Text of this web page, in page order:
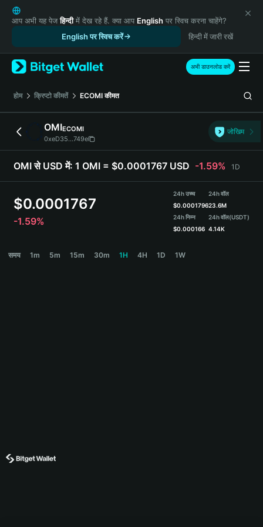
English
日本語
Русский
Español (Latinoamérica)
Türkçe
Italiano
简体中文
繁體中文
Português (Portugal)
हिन्दी
Español (Argentina)
आप अभी यह पेजहिन्दीमें देख रहे हैं. क्या आप English पर स्विच करना चाहेंगे?
English पर स्विच करें
हिन्दी में जारी रखें
अभी डाउनलोड करें
होम क्रिप्टो कीमतें ECOMI कीमत
OMIECOMI
0xeD35...749e
जोखिम
OMI से USD में: 1 OMI = $0.0001767 USD -1.59% 1D
$0.0001767
-1.59%
24h उच्च
$0.0001796
24h निम्न
$0.000166
24h वॉल
23.6M
24h वॉल(USDT)
4.14K
समय 1m 5m 15m 30m 1H 4H 1D 1W